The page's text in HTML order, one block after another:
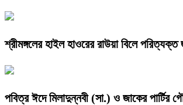
শ্রীমঙ্গলের হাইল হাওরের রাউয়া বিলে
পবিত্র ঈদে মিলাদুন্নবী (সা.) ও জাকের পার্টির